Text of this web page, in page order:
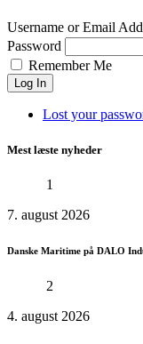
Username or Email
Password
Remember Me
Log In
Lost your
Mest læste nyheder
1
7. august 2026
Danske Maritime på DALO
2
4. august 2026